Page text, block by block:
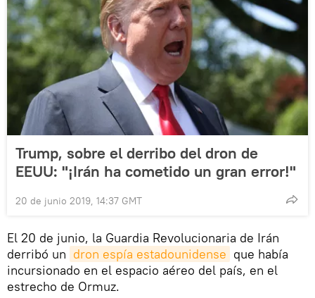
Trump, sobre el derribo del dron de
EEUU: "¡Irán ha cometido un gran error!"
20 de junio 2019, 14:37 GMT
El 20 de junio, la Guardia Revolucionaria de Irán
derribó un dron espía estadounidense que había
incursionado en el espacio aéreo del país, en el
estrecho de Ormuz.